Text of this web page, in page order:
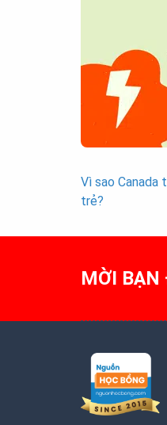
Post
Vì sao Canada
trẻ?
MỜI BẠN